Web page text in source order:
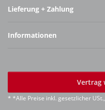
Lieferung + Zahlung
Informationen
Vertrag
* *Alle Preise inkl. gesetzlicher